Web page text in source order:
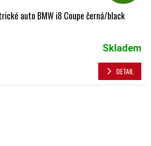
auto BMW i8 Coupe černá/black
Skladem
DETAIL